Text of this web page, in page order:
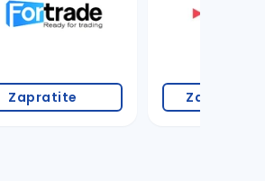
Zapratite Zapratite